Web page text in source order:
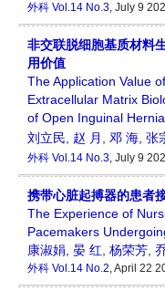
外科 Vol.14 No.3, July 9
非交联脱细胞基质材料
用价值
The Application Value
Extracellular Matrix
of Open Inguinal
刘立民
赵 月 邓 海 张
外科 Vol.14 No.3, July 9
携带心脏起搏器的患者
The Experience of
Pacemakers
康淑娟 晏 红 杨荣芳
外科 Vol.14 No.2, April 22